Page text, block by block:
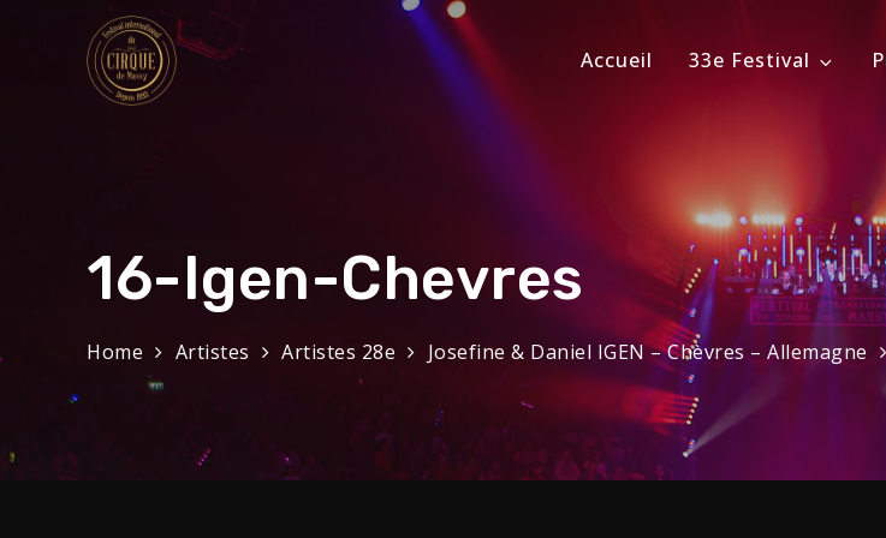
Festival International du Cirque
32eme Festival du 29 Janvier au 1 février 2026
Accueil 33e Festival
16-Igen-Chevres
Home Artistes Artistes 28e Josefine & Daniel IGEN – Chèvres – Allemagne